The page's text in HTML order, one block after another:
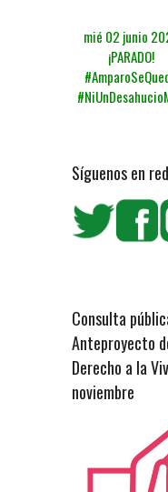
mié 02 junio
¡PARADO!
Síguenos en
Consulta
Anteproyecto
Derecho a la
noviembre